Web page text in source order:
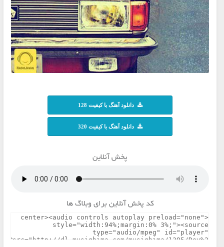
دانلود آهنگ با کیفیت 128
دانلود آهنگ با کیفیت 320
پخش آنلاین
کد پخش آنلاین برای وبلاگ ها